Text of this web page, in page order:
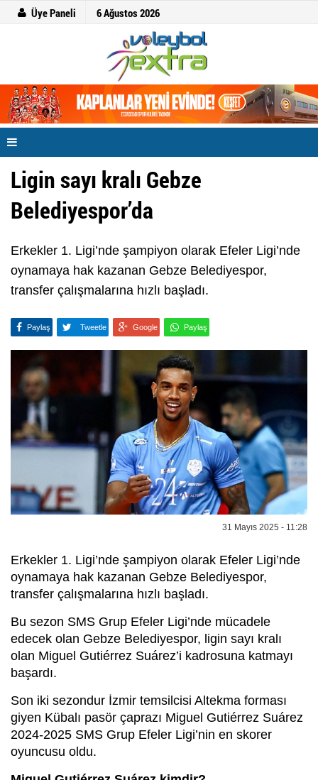
Üye Paneli 6 Ağustos 2026
Ligin sayı kralı Gebze
Belediyespor’da
Erkekler 1. Ligi’nde şampiyon olarak Efeler Ligi’nde
oynamaya hak kazanan Gebze Belediyespor,
transfer çalışmalarına hızlı başladı.
Paylaş Tweetle Google Paylaş
31 Mayıs 2025 - 11:28
Erkekler 1. Ligi’nde şampiyon olarak Efeler Ligi’nde
oynamaya hak kazanan Gebze Belediyespor,
transfer çalışmalarına hızlı başladı.
Bu sezon SMS Grup Efeler Ligi’nde mücadele
edecek olan Gebze Belediyespor, ligin sayı kralı
olan Miguel Gutiérrez Suárez’i kadrosuna katmayı
başardı.
Son iki sezondur İzmir temsilcisi Altekma forması
giyen Kübalı pasör çaprazı Miguel Gutiérrez Suárez
2024-2025 SMS Grup Efeler Ligi’nin en skorer
oyuncusu oldu.